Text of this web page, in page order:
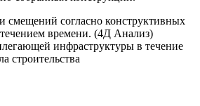
смещений согласно конструктивных
течением времени. (4Д Анализ)
инфраструктуры в течение
строительства